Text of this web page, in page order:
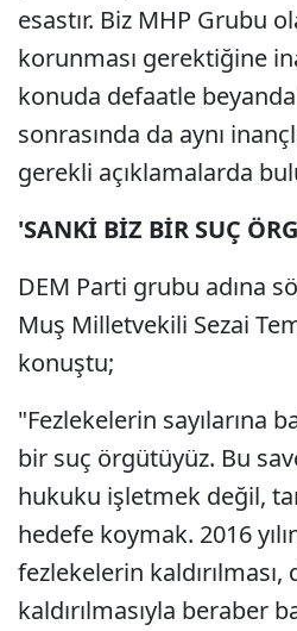
esastır. Biz MHP Grubu
korunması gerektiğine
konuda defaatle
sonrasında da aynı
gerekli açıklamalarda
'SANKİ BİZ BİR SUÇ
DEM Parti grubu adına
Muş Milletvekili Sezai
konuştu;
"Fezlekelerin sayılarına
bir suç örgütüyüz. Bu
hukuku işletmek değil,
hedefe koymak. 2016
fezlekelerin kaldırılması,
kaldırılmasıyla beraber